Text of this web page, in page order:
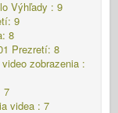
Výhľady : 9
9
8
Prezretí: 8
zobrazenia :
7
videa : 7